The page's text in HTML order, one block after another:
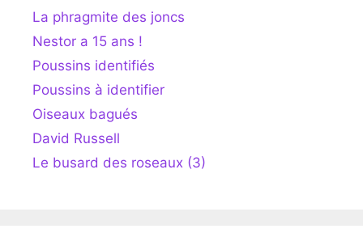
La phragmite des joncs
Nestor a 15 ans !
Poussins identifiés
Poussins à identifier
Oiseaux bagués
David Russell
Le busard des roseaux (3)